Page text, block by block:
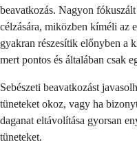
beavatkozás. Nagyon
célzására, miközben kíméli az
gyakran részesítik előnyben a
mert pontos és általában csak
Sebészeti beavatkozást
tüneteket okoz, vagy ha
daganat eltávolítása gyorsan
tüneteket.